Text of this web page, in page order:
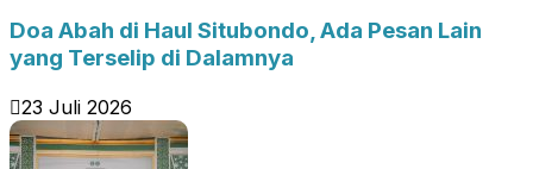
Doa Abah di Haul Situbondo, Ada Pesan Lain
yang Terselip di Dalamnya
23 Juli 2026